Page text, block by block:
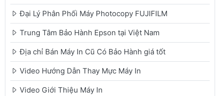
Đại Lý Phân Phối Máy Photocopy FUJIFILM
Trung Tâm Bảo Hành Epson tại Việt Nam
Địa chỉ Bán Máy In Cũ Có Bảo Hành giá tốt
Video Hướng Dẫn Thay Mực Máy In
Video Giới Thiệu Máy In